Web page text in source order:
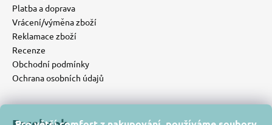
Platba a doprava
Vrácení/výměna zboží
Reklamace zboží
Recenze
Obchodní podmínky
Ochrana osobních údajů